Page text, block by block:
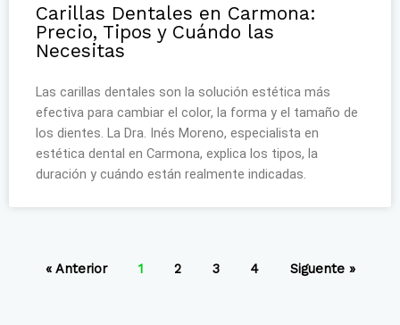
Carillas Dentales en Carmona:
Precio, Tipos y Cuándo las
Necesitas
Las carillas dentales son la solución estética más
efectiva para cambiar el color, la forma y el tamaño de
los dientes. La Dra. Inés Moreno, especialista en
estética dental en Carmona, explica los tipos, la
duración y cuándo están realmente indicadas.
« Anterior 1 2 3 4 Siguente »